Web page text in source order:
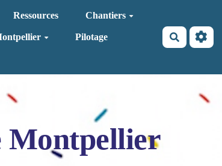
Ressources Chantiers
Pilotage
Montpellier